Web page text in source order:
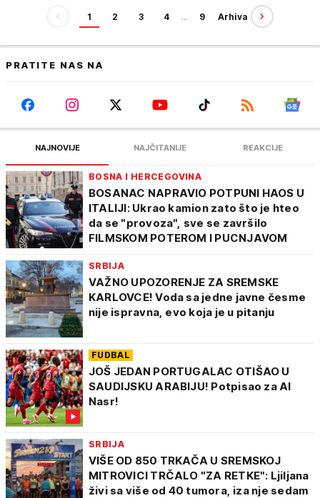
1 2 3 4 … 9 Arhiva
PRATITE NAS NA
NAJNOVIJE NAJČITANIJE REAKCIJE
BOSNA I HERCEGOVINA
BOSANAC NAPRAVIO POTPUNI HAOS U
ITALIJI: Ukrao kamion zato što je hteo
da se "provoza", sve se završilo
FILMSKOM POTEROM I PUCNJAVOM
SRBIJA
VAŽNO UPOZORENJE ZA SREMSKE
KARLOVCE! Voda sa jedne javne česme
nije ispravna, evo koja je u pitanju
FUDBAL
JOŠ JEDAN PORTUGALAC OTIŠAO U
SAUDIJSKU ARABIJU! Potpisao za Al
Nasr!
SRBIJA
VIŠE OD 850 TRKAČA U SREMSKOJ
MITROVICI TRČALO "ZA RETKE": Ljiljana
živi sa više od 40 tumora, iza nje sedam